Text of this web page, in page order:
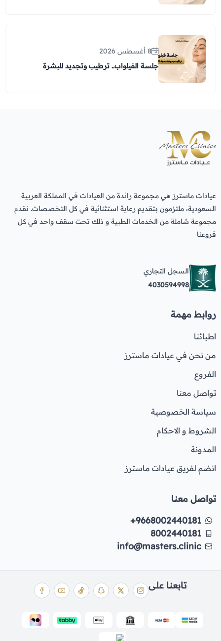
8 أغسطس 2026
جلسة الفيلواب.. ترطيب وتجديد للبشرة
عيادات ماسترز هي مجموعة رائدة من العيادات في المملكة العربية
السعودية، ملتزمون بتقديم رعاية استثنائية في كل التخصصات. نقدم
مجموعة شاملة من الخدمات الطبية و ذلك تحت سقف واحد في كل
فروعنا
السجل التجاري
4030594998
روابط مهمة
اطبائنا
من نحن في عيادات ماسترز
الفروع
تواصل معنا
سياسة الخصوصية
الشروط و الاحكام
المدونة
انضم لفريق عيادات ماسترز
تواصل معنا
+9668002440181
8002440181
info@masters.clinic
تابعنا على